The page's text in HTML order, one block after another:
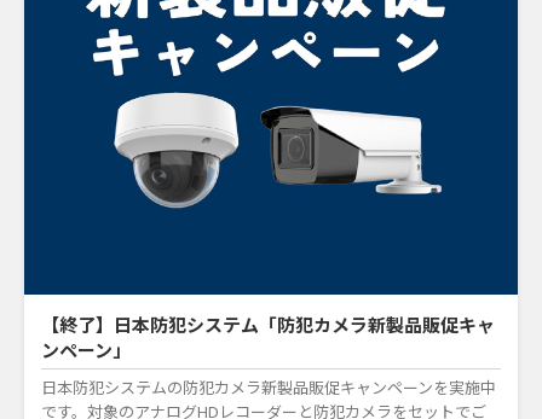
【終了】日本防犯システム「防犯カメラ新製品販促キャ
ンペーン」
日本防犯システムの防犯カメラ新製品販促キャンペーンを実施中
です。対象のアナログHDレコーダーと防犯カメラをセットでご